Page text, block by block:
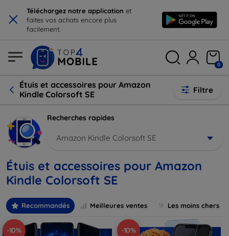
× Téléchargez notre application et
faites vos achats encore plus
facilement.
0
Étuis et accessoires pour Amazon
Kindle Colorsoft SE
Filtre
Recherches rapides
Amazon Kindle Colorsoft SE
Étuis et accessoires pour Amazon
Kindle Colorsoft SE
Recommandés Meilleures ventes Les moins chers
-10% -10%